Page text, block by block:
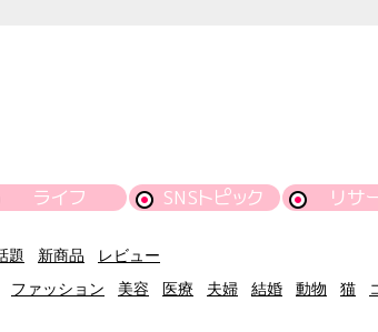
ライフ SNSトピック リサ
題 新商品
レビュー
ファッション 美容 医療 夫婦 結婚 動物 猫